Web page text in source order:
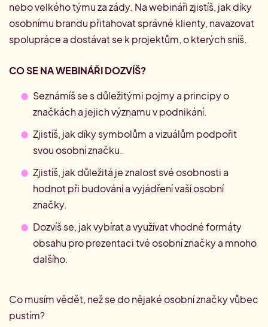
nebo velkého týmu za zády. Na webináři zjistíš, jak díky
osobnímu brandu přitahovat správné klienty, navazovat
spolupráce a dostávat se k projektům, o kterých sníš.
CO SE NA WEBINÁŘI DOZVÍŠ?
Seznámíš se s důležitými pojmy a principy o
značkách a jejich významu v podnikání.
Zjistíš, jak díky symbolům a vizuálům podpořit
svou osobní značku.
Zjistíš, jak důležitá je znalost své osobnosti a
hodnot při budování a vyjádření vaší osobní
značky.
Dozvíš se, jak vybírat a využívat vhodné formáty
obsahu pro prezentaci tvé osobní značky a mnoho
dalšího.
Co musím vědět, než se do nějaké osobní značky vůbec
pustím?